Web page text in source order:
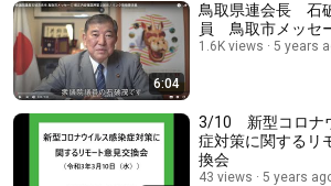
6:04
鳥取県連会長 石
員 鳥取市メッセ
1.6K views 5 years
3/10 新型コロナ
症対策に関するリ
換会
43 views 5 years